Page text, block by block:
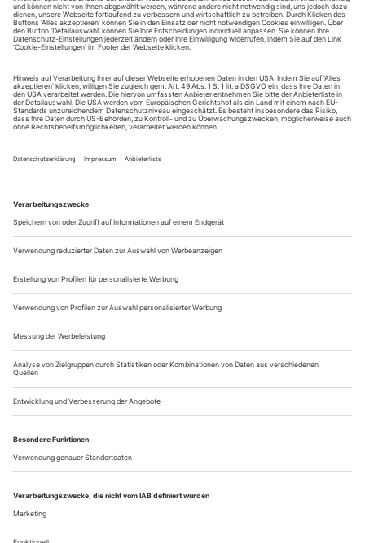
Willkommen im Bretterrund
Neue Leitung, gute Akustik, hohe Auslastung: Der Globe des
funktionieren kann
Im Freistaat Bayern gleicht die Kulturmomentan eher eine
Ruinenlandschaft, jedenfalls bei den Opernhäusern: Das
Staatstheater Augsburg, das Mainfranken Theater Würzburg
Münchner Nationaltheater stehen ebenfalls
Generalsanierungen an, das (Staats-)Theater Regensburg...
Gott, welch Dunkel hier!
Menschen, Tiere, Irritationen: Romeo Castellucci setzt mit der
«Walküre» sein anspielungsreich-verrätseltes «Ring»-Projekt in
Brüssel fort
Vor dem zweiten Aufzug informiert eine Einblendung
darüber, dass den an dieser Produktion beteiligten Tieren kein
Leid zugefügt wurde. Das lässt hoffen, den Pferden der
Walküren sei nicht zuvor für sie präpariertes Valium
verabreicht worden. Seelenruhig stehen sie mitten im
allgemein aufgekratzten «Hojotoho!», trappeln gemächlich mal
nach links, mal nach rechts und...